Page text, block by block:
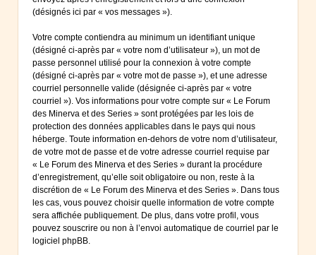
(désignés ici par « vos messages »).
Votre compte contiendra au minimum un identifiant unique
(désigné ci-après par « votre nom d’utilisateur »), un mot de
passe personnel utilisé pour la connexion à votre compte
(désigné ci-après par « votre mot de passe »), et une adresse
courriel personnelle valide (désignée ci-après par « votre
courriel »). Vos informations pour votre compte sur « Le Forum
des Minerva et des Series » sont protégées par les lois de
protection des données applicables dans le pays qui nous
héberge. Toute information en-dehors de votre nom d’utilisateur,
de votre mot de passe et de votre adresse courriel requise par
« Le Forum des Minerva et des Series » durant la procédure
d’enregistrement, qu’elle soit obligatoire ou non, reste à la
discrétion de « Le Forum des Minerva et des Series ». Dans tous
les cas, vous pouvez choisir quelle information de votre compte
sera affichée publiquement. De plus, dans votre profil, vous
pouvez souscrire ou non à l’envoi automatique de courriel par le
logiciel phpBB.